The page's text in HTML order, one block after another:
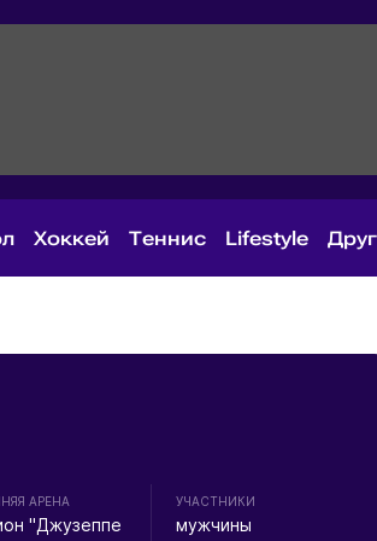
Хоккей Теннис Lifestyle
АРЕНА
"Джузеппе
УЧАСТНИКИ
мужчины